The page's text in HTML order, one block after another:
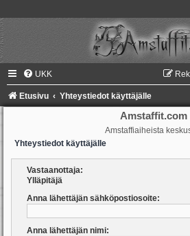
UKK
Etusivu Yhteystiedot käyttäjälle
Amstaffit.com
Amstaffiaiheista
Yhteystiedot käyttäjälle
Vastaanottaja:
Ylläpitäjä
Anna lähettäjän sähköpostiosoite:
Anna lähettäjän nimi: